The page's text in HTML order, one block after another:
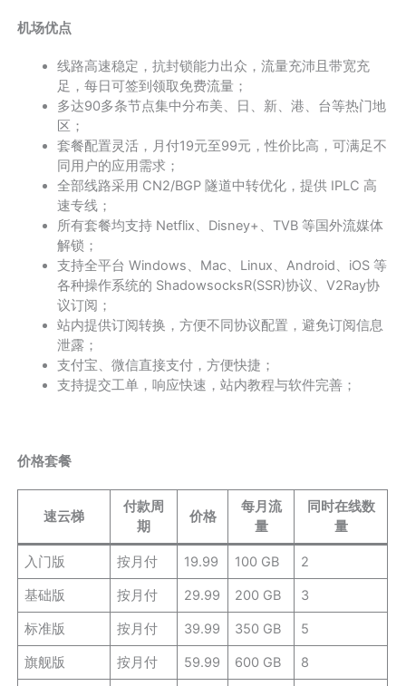
机场优点
线路高速稳定，抗封锁能力出众，流量充沛且带宽充
足，每日可签到领取免费流量；
多达90多条节点集中分布美、日、新、港、台等热门地
区；
套餐配置灵活，月付19元至99元，性价比高，可满足不
同用户的应用需求；
全部线路采用 CN2/BGP 隧道中转优化，提供 IPLC 高
速专线；
所有套餐均支持 Netflix、Disney+、TVB 等国外流媒体
解锁；
支持全平台 Windows、Mac、Linux、Android、iOS 等
各种操作系统的 ShadowsocksR(SSR)协议、V2Ray协
议订阅；
站内提供订阅转换，方便不同协议配置，避免订阅信息
泄露；
支付宝、微信直接支付，方便快捷；
支持提交工单，响应快速，站内教程与软件完善；
价格套餐
速云梯
付款周
期
价格
每月流
量
同时在线数
量
入门版 按月付 19.99 100 GB 2
基础版 按月付 29.99 200 GB 3
标准版 按月付 39.99 350 GB 5
旗舰版 按月付 59.99 600 GB 8